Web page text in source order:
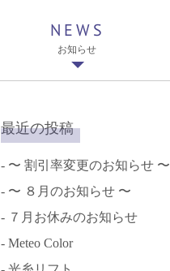
NEWS
お知らせ
最近の投稿
〜 割引率変更のお知らせ 〜
〜 ８月のお知らせ 〜
７月お休みのお知らせ
Meteo Color